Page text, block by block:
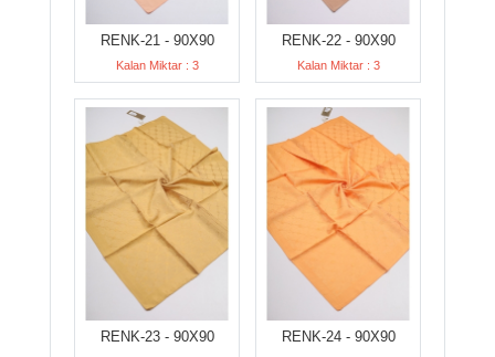
RENK-21 - 90X90
Kalan Miktar : 3
RENK-22 - 90X90
Kalan Miktar : 3
RENK-23 - 90X90 RENK-24 - 90X90